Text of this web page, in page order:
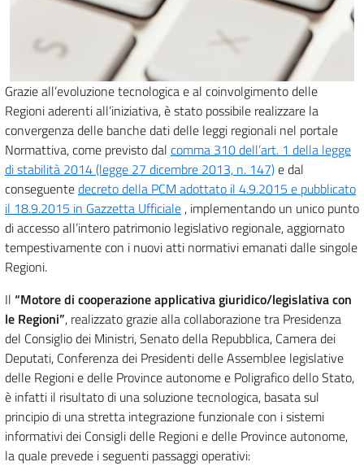
Grazie all’evoluzione tecnologica e al coinvolgimento delle
Regioni aderenti all’iniziativa, è stato possibile realizzare la
convergenza delle banche dati delle leggi regionali nel portale
Normattiva, come previsto dal comma 310 dell’art. 1 della legge
di stabilità 2014 (legge 27 dicembre 2013, n. 147)e dal
conseguentedecreto della PCM adottato il 4.9.2015 e pubblicato
il 18.9.2015 in Gazzetta Ufficiale , implementando un unico punto
di accesso all’intero patrimonio legislativo regionale, aggiornato
tempestivamente con i nuovi atti normativi emanati dalle singole
Regioni.
Il “Motore di cooperazione applicativa giuridico/legislativa con
le Regioni”, realizzato grazie alla collaborazione tra Presidenza
del Consiglio dei Ministri, Senato della Repubblica, Camera dei
Deputati, Conferenza dei Presidenti delle Assemblee legislative
delle Regioni e delle Province autonome e Poligrafico dello Stato,
è infatti il risultato di una soluzione tecnologica, basata sul
principio di una stretta integrazione funzionale con i sistemi
informativi dei Consigli delle Regioni e delle Province autonome,
la quale prevede i seguenti passaggi operativi: